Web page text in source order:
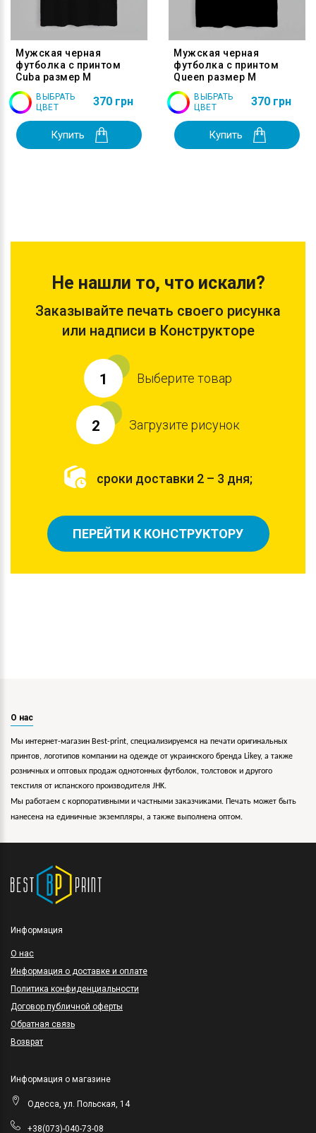
Мужская черная
футболка с принтом
Cuba размер M
ВЫБРАТЬ
ЦВЕТ
370 грн
Купить
Мужская черная
футболка с принтом
Queen размер M
ВЫБРАТЬ
ЦВЕТ
370 грн
Купить
Не нашли то, что искали?
Заказывайте печать своего рисунка
или надписи в Конструкторе
1 Выберите товар
2 Загрузите рисунок
сроки доставки 2 – 3 дня;
ПЕРЕЙТИ К КОНСТРУКТОРУ
О нас
Мы интернет-магазин Best-print, специализируемся на печати оригинальных
принтов, логотипов компании на одежде от украинского бренда Likey, а также
розничных и оптовых продаж однотонных футболок, толстовок и другого
текстиля от испанского производителя JHK.
Мы работаем с корпоративными и частными заказчиками. Печать может быть
нанесена на единичные экземпляры, а также выполнена оптом.
Информация
O нас
Информация о доставке и оплате
Политика конфиденциальности
Договор публичной оферты
Обратная связь
Возврат
Информация о магазине
Одесса, ул. Польская, 14
+38(073)-040-73-08